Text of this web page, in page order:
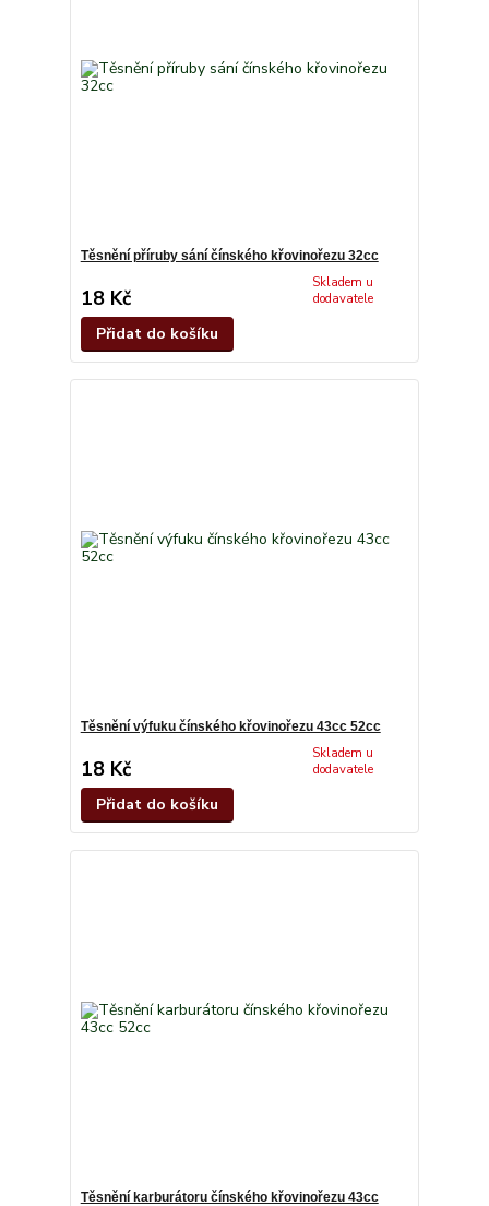
Těsnění příruby sání čínského křovinořezu 32cc
18 Kč
Skladem u
dodavatele
Přidat do košíku
Těsnění výfuku čínského křovinořezu 43cc 52cc
18 Kč
Skladem u
dodavatele
Přidat do košíku
Těsnění karburátoru čínského křovinořezu 43cc